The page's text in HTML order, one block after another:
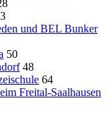
und BEL Bunker
50
48
64
Freital-Saalhausen